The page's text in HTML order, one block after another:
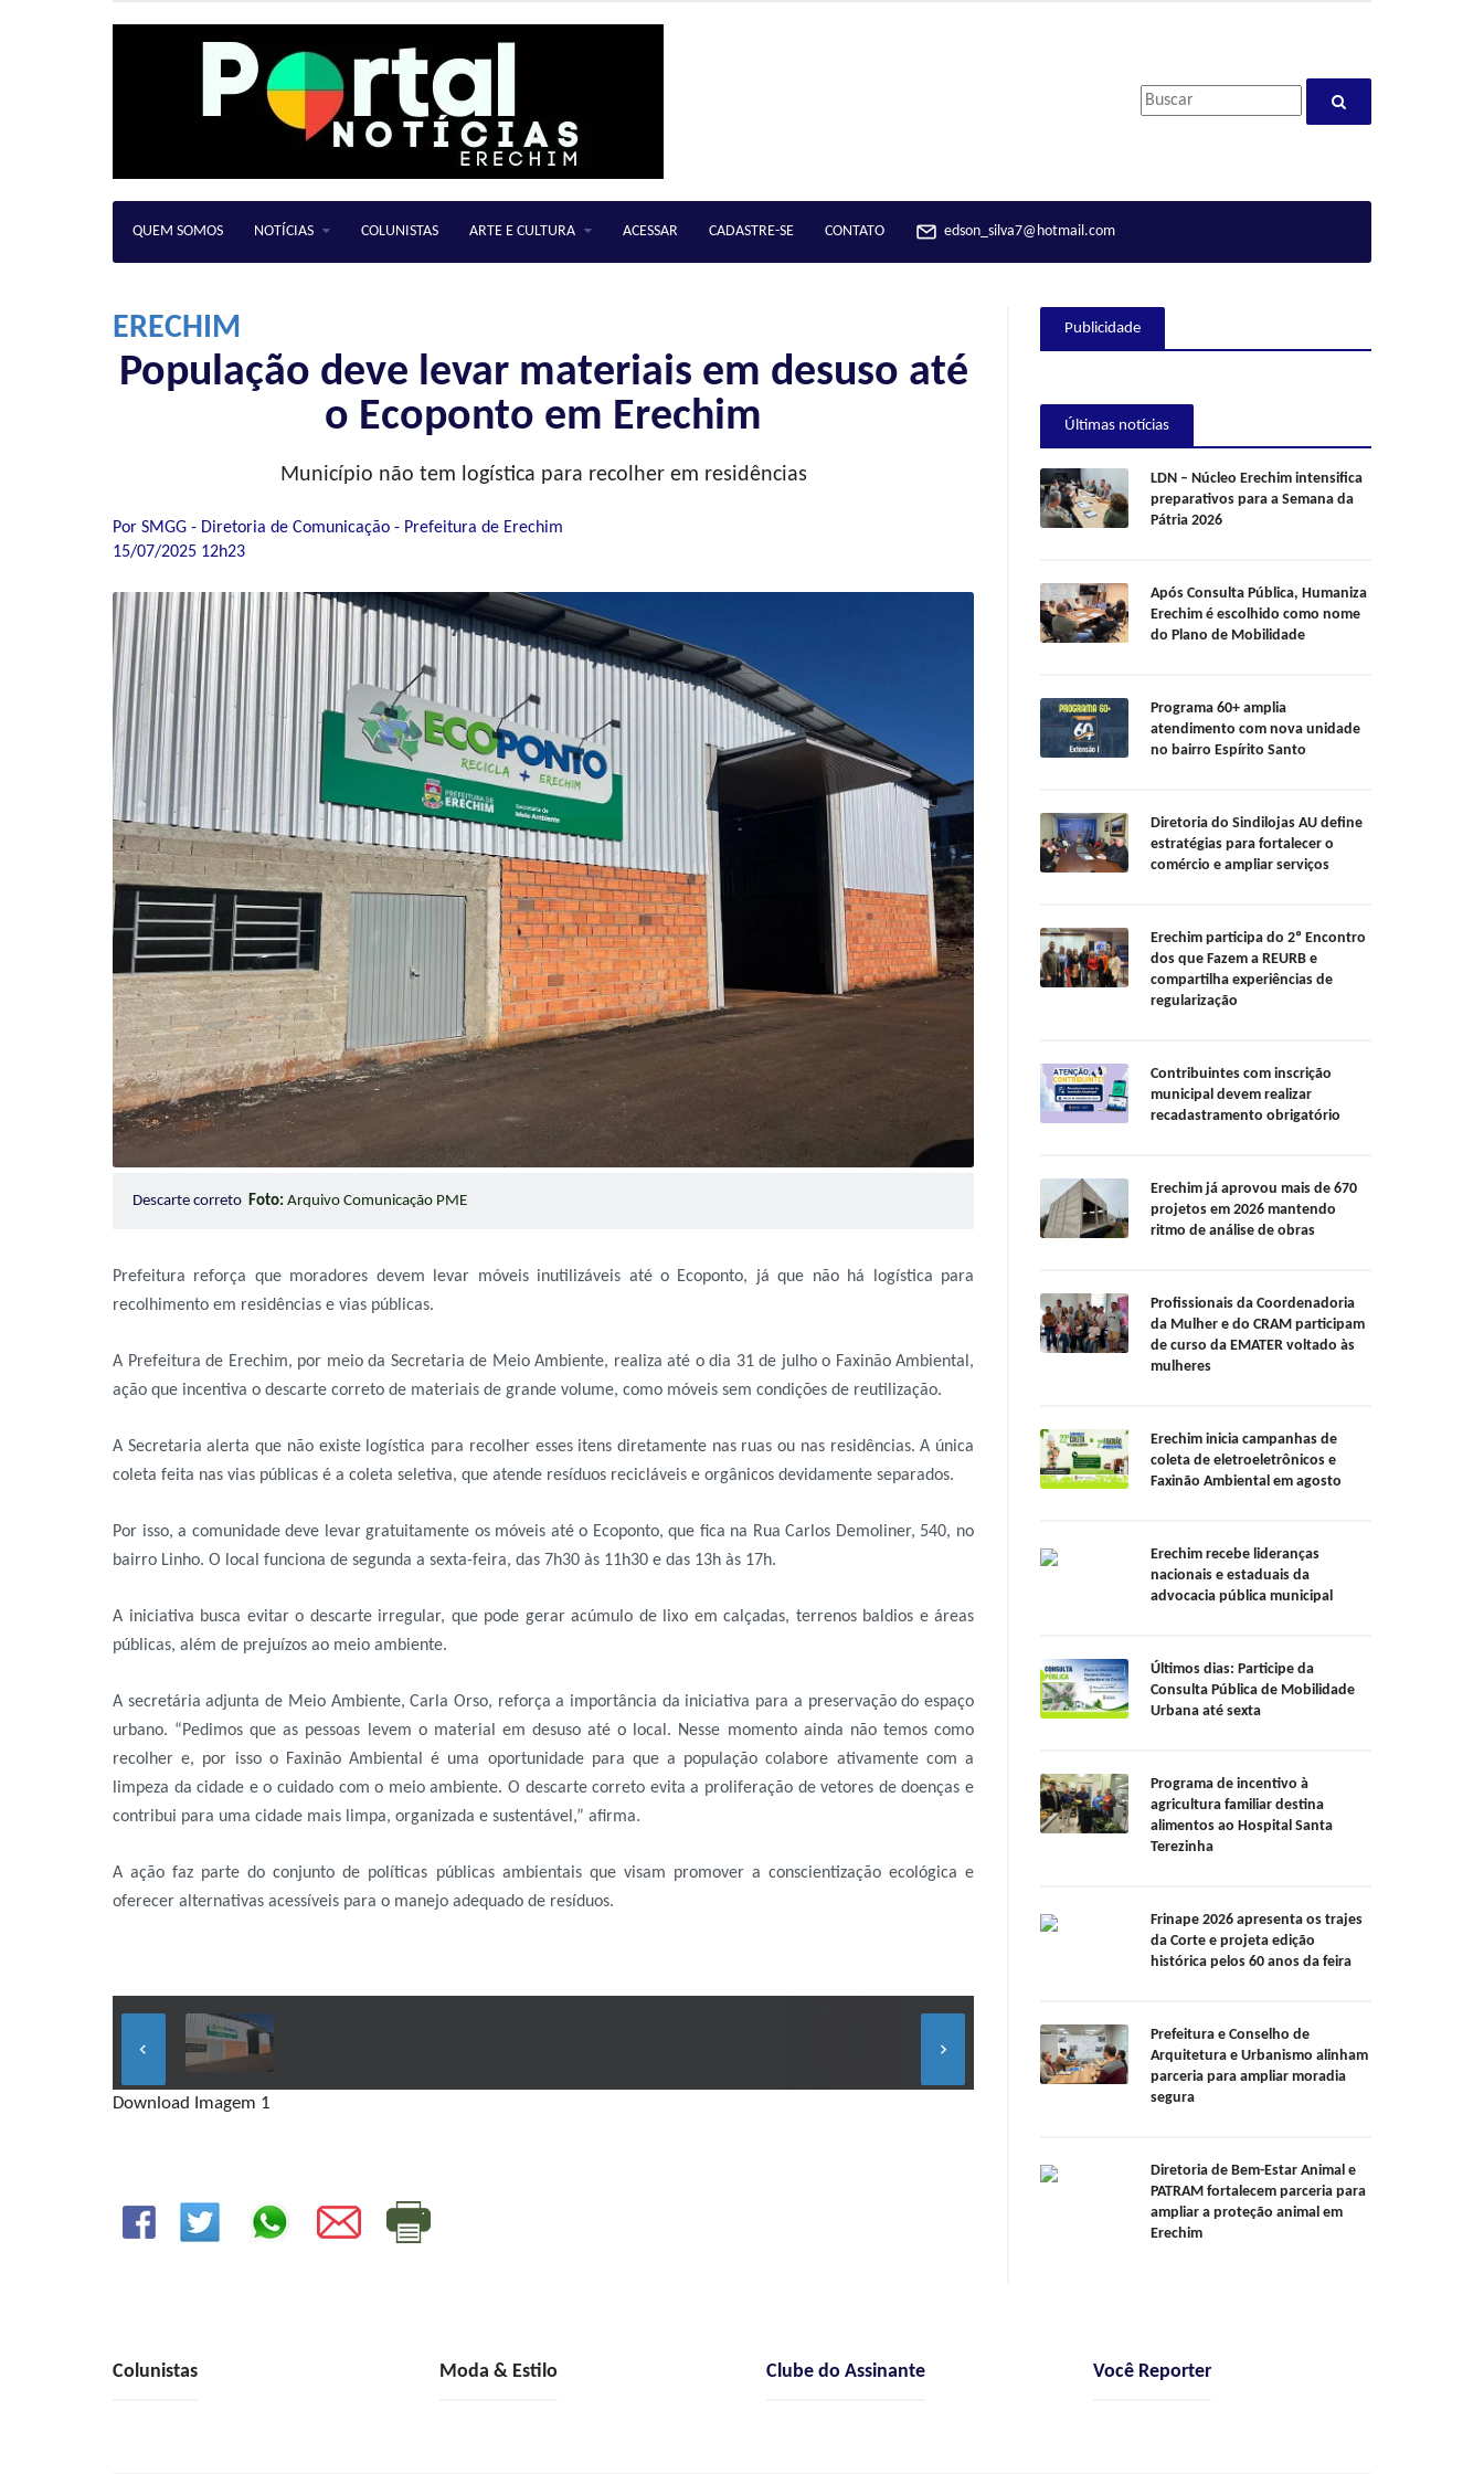
QUEM SOMOS NOTÍCIAS COLUNISTAS ARTE E CULTURA ACESSAR CADASTRE-SE CONTATO edson_silva7@hotmail.com
ERECHIM
População deve levar materiais em desuso até
o Ecoponto em Erechim
Município não tem logística para recolher em residências
Por SMGG - Diretoria de Comunicação - Prefeitura de Erechim
15/07/2025 12h23
Descarte correto Foto: Arquivo Comunicação PME
Prefeitura reforça que moradores devem levar móveis inutilizáveis até o Ecoponto, já que não há logística para
recolhimento em residências e vias públicas.
A Prefeitura de Erechim, por meio da Secretaria de Meio Ambiente, realiza até o dia 31 de julho o Faxinão Ambiental,
ação que incentiva o descarte correto de materiais de grande volume, como móveis sem condições de reutilização.
A Secretaria alerta que não existe logística para recolher esses itens diretamente nas ruas ou nas residências. A única
coleta feita nas vias públicas é a coleta seletiva, que atende resíduos recicláveis e orgânicos devidamente separados.
Por isso, a comunidade deve levar gratuitamente os móveis até o Ecoponto, que fica na Rua Carlos Demoliner, 540, no
bairro Linho. O local funciona de segunda a sexta-feira, das 7h30 às 11h30 e das 13h às 17h.
A iniciativa busca evitar o descarte irregular, que pode gerar acúmulo de lixo em calçadas, terrenos baldios e áreas
públicas, além de prejuízos ao meio ambiente.
A secretária adjunta de Meio Ambiente, Carla Orso, reforça a importância da iniciativa para a preservação do espaço
urbano. “Pedimos que as pessoas levem o material em desuso até o local. Nesse momento ainda não temos como
recolher e, por isso o Faxinão Ambiental é uma oportunidade para que a população colabore ativamente com a
limpeza da cidade e o cuidado com o meio ambiente. O descarte correto evita a proliferação de vetores de doenças e
contribui para uma cidade mais limpa, organizada e sustentável,” afirma.
A ação faz parte do conjunto de políticas públicas ambientais que visam promover a conscientização ecológica e
oferecer alternativas acessíveis para o manejo adequado de resíduos.
keyboard_arrow_left keyboard_arrow_right
Download Imagem 1
Publicidade
Últimas notícias
LDN – Núcleo Erechim intensifica
preparativos para a Semana da
Pátria 2026
Após Consulta Pública, Humaniza
Erechim é escolhido como nome
do Plano de Mobilidade
Programa 60+ amplia
atendimento com nova unidade
no bairro Espírito Santo
Diretoria do Sindilojas AU define
estratégias para fortalecer o
comércio e ampliar serviços
Erechim participa do 2º Encontro
dos que Fazem a REURB e
compartilha experiências de
regularização
Contribuintes com inscrição
municipal devem realizar
recadastramento obrigatório
Erechim já aprovou mais de 670
projetos em 2026 mantendo
ritmo de análise de obras
Profissionais da Coordenadoria
da Mulher e do CRAM participam
de curso da EMATER voltado às
mulheres
Erechim inicia campanhas de
coleta de eletroeletrônicos e
Faxinão Ambiental em agosto
Erechim recebe lideranças
nacionais e estaduais da
advocacia pública municipal
Últimos dias: Participe da
Consulta Pública de Mobilidade
Urbana até sexta
Programa de incentivo à
agricultura familiar destina
alimentos ao Hospital Santa
Terezinha
Frinape 2026 apresenta os trajes
da Corte e projeta edição
histórica pelos 60 anos da feira
Prefeitura e Conselho de
Arquitetura e Urbanismo alinham
parceria para ampliar moradia
segura
Diretoria de Bem-Estar Animal e
PATRAM fortalecem parceria para
ampliar a proteção animal em
Erechim
Colunistas Moda & Estilo Clube do Assinante Você Reporter